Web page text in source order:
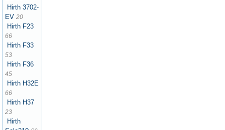
Hirth 3702-
EV 20
Hirth F23
66
Hirth F33
53
Hirth F36
45
Hirth H32E
66
Hirth H37
23
Hirth